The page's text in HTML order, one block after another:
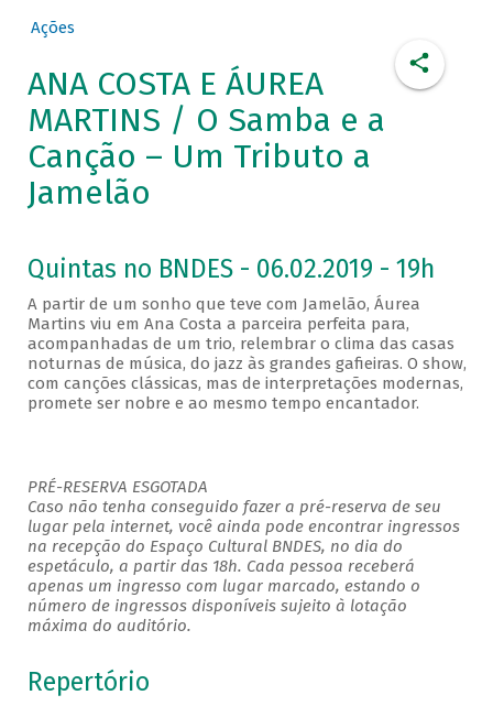
Ações
ANA COSTA E ÁUREA
MARTINS / O Samba e a
Canção – Um Tributo a
Jamelão
Quintas no BNDES - 06.02.2019 - 19h
A partir de um sonho que teve com Jamelão, Áurea
Martins viu em Ana Costa a parceira perfeita para,
acompanhadas de um trio, relembrar o clima das casas
noturnas de música, do jazz às grandes gafieiras. O show,
com canções clássicas, mas de interpretações modernas,
promete ser nobre e ao mesmo tempo encantador.
PRÉ-RESERVA ESGOTADA
Caso não tenha conseguido fazer a pré-reserva de seu
lugar pela internet, você ainda pode encontrar ingressos
na recepção do Espaço Cultural BNDES, no dia do
espetáculo, a partir das 18h. Cada pessoa receberá
apenas um ingresso com lugar marcado, estando o
número de ingressos disponíveis sujeito à lotação
máxima do auditório.
Repertório